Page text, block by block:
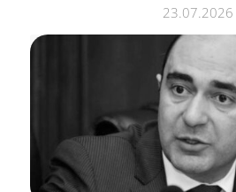
23.07.2026